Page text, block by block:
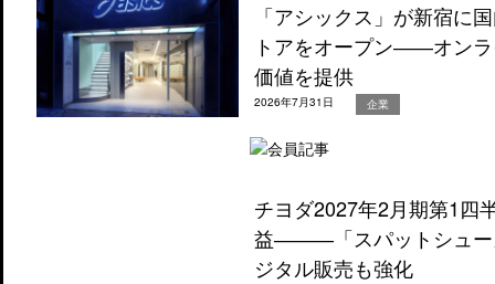
「アシックス」が新宿に
トアをオープン――オン
価値を提供
2026年7月31日 企業
チヨダ2027年2月期第1四
益―――「スパットシュー
ジタル販売も強化